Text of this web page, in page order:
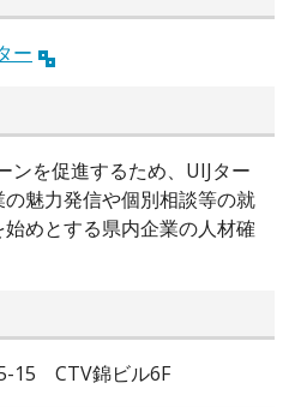
ー
ンを促進するため、UIJター
魅力発信や個別相談等の就
めとする県内企業の人材確
15 CTV錦ビル6F